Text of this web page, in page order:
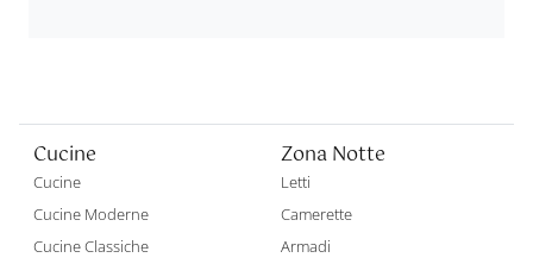
Cucine
Cucine
Cucine Moderne
Cucine Classiche
Zona Notte
Letti
Camerette
Armadi